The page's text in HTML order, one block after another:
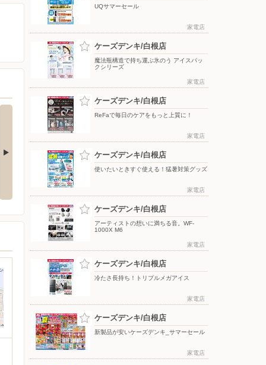
フェア 夏のスマホ＆ネット応援フェア ドコモフェア開催開催
UQサマーセール
家電店
ケーズデンキ/白根店
魔法瓶構造で持ち運ぶ氷のう アイスパッ
クシリーズ
家電店
ケーズデンキ/白根店
ReFaで毎日のケアをもっと上質に！
家電店
ケーズデンキ/白根店
使いたいときすぐ使える！猛暑対策グッズ
家電店
ケーズデンキ/白根店
アーティストの想いに満ちる音。WF-
1000X M6
家電店
ケーズデンキ/白根店
冷たさ長持ち！トリプルメガアイス
家電店
ケーズデンキ/白根店
新製品が安いケーズデンキ_サマーセール
家電店